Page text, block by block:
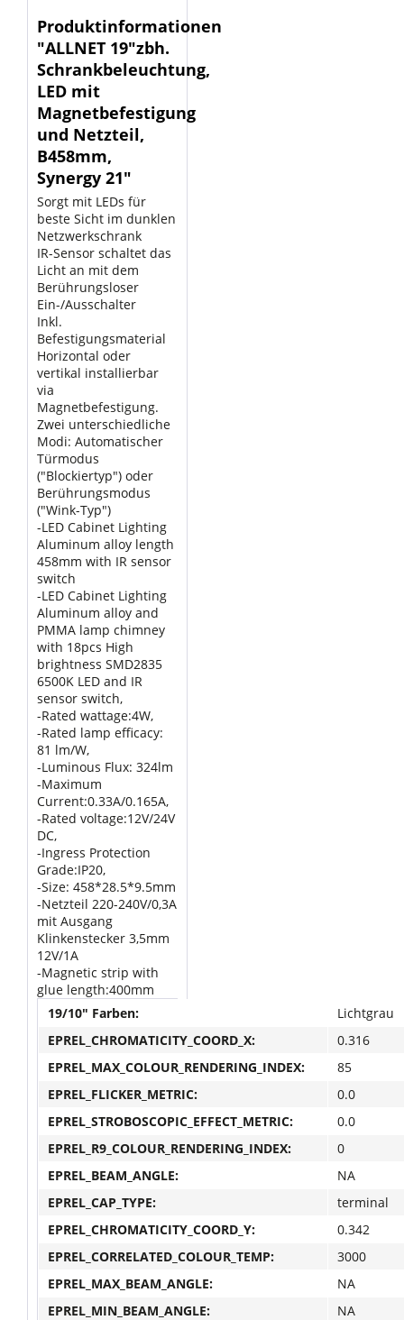
Produktinformationen
"ALLNET 19"zbh.
Schrankbeleuchtung,
LED mit
Magnetbefestigung
und Netzteil,
B458mm,
Synergy 21"
Sorgt mit LEDs für
beste Sicht im dunklen
Netzwerkschrank
IR-Sensor schaltet das
Licht an mit dem
Berührungsloser
Ein-/Ausschalter
Inkl.
Befestigungsmaterial
Horizontal oder
vertikal installierbar
via
Magnetbefestigung.
Zwei unterschiedliche
Modi: Automatischer
Türmodus
("Blockiertyp") oder
Berührungsmodus
("Wink-Typ")
-LED Cabinet Lighting
Aluminum alloy length
458mm with IR sensor
switch
-LED Cabinet Lighting
Aluminum alloy and
PMMA lamp chimney
with 18pcs High
brightness SMD2835
6500K LED and IR
sensor switch,
-Rated wattage:4W,
-Rated lamp efficacy:
81 lm/W,
-Luminous Flux: 324lm
-Maximum
Current:0.33A/0.165A,
-Rated voltage:12V/24V
DC,
-Ingress Protection
Grade:IP20,
-Size: 458*28.5*9.5mm
-Netzteil 220-240V/0,3A
mit Ausgang
Klinkenstecker 3,5mm
12V/1A
-Magnetic strip with
glue length:400mm
19/10" Farben:
Lichtgrau
EPREL_CHROMATICITY_COORD_X:
0.316
EPREL_MAX_COLOUR_RENDERING_INDEX:
85
EPREL_FLICKER_METRIC:
0.0
EPREL_STROBOSCOPIC_EFFECT_METRIC:
0.0
EPREL_R9_COLOUR_RENDERING_INDEX:
0
EPREL_BEAM_ANGLE:
NA
EPREL_CAP_TYPE:
terminal
EPREL_CHROMATICITY_COORD_Y:
0.342
EPREL_CORRELATED_COLOUR_TEMP:
3000
EPREL_MAX_BEAM_ANGLE:
NA
EPREL_MIN_BEAM_ANGLE:
NA